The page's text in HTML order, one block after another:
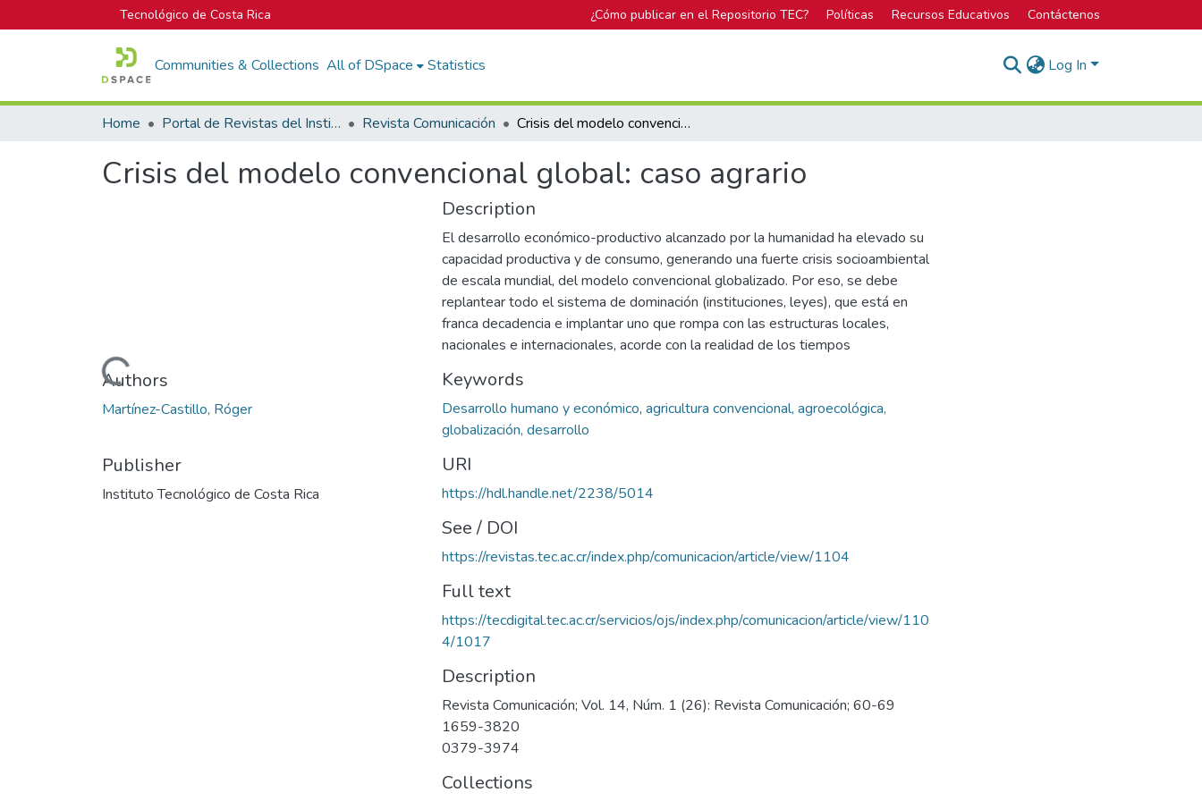
Tecnológico de Costa Rica ¿Cómo publicar en el Repositorio TEC? Políticas Recursos Educativos Contáctenos
Communities & Collections All of DSpace Statistics Log In
Home Portal de Revistas del Instituto Tecnológico de Costa Rica Revista Comunicación Crisis del modelo convencional global: caso agrario
Crisis del modelo convencional global: caso agrario
Loading...
Authors
Martínez-Castillo, Róger
Publisher
Instituto Tecnológico de Costa Rica
Description
El desarrollo económico-productivo alcanzado por la humanidad ha elevado su
capacidad productiva y de consumo, generando una fuerte crisis socioambiental
de escala mundial, del modelo convencional globalizado. Por eso, se debe
replantear todo el sistema de dominación (instituciones, leyes), que está en
franca decadencia e implantar uno que rompa con las estructuras locales,
nacionales e internacionales, acorde con la realidad de los tiempos
Keywords
Desarrollo humano y económico, agricultura convencional, agroecológica,
globalización, desarrollo
URI
https://hdl.handle.net/2238/5014
See / DOI
https://revistas.tec.ac.cr/index.php/comunicacion/article/view/1104
Full text
https://tecdigital.tec.ac.cr/servicios/ojs/index.php/comunicacion/article/view/110
4/1017
Description
Revista Comunicación; Vol. 14, Núm. 1 (26): Revista Comunicación; 60-69
1659-3820
0379-3974
Collections